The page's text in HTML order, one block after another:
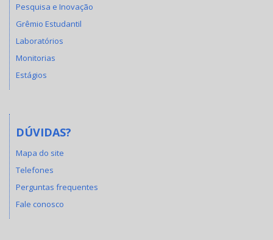
Pesquisa e Inovação
Grêmio Estudantil
Laboratórios
Monitorias
Estágios
DÚVIDAS?
Mapa do site
Telefones
Perguntas frequentes
Fale conosco